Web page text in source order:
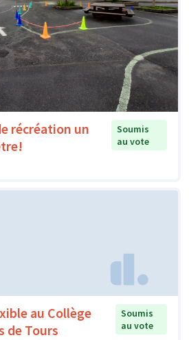
récréation un
Soumis
au vote
au Collège
de Tours
Soumis
au vote